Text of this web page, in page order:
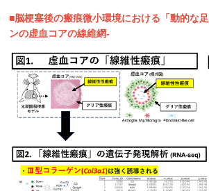
■脳梗塞後の瘢痕微小環境における「動的な
ンの虚血コアの線維網-